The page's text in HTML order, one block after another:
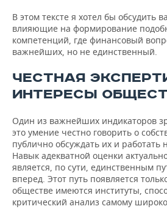
В этом тексте я хотел бы обсудить
влияющие на формирование
компетенций, где финансовый
важнейших, но не единственный.
ЧЕСТНАЯ
ИНТЕРЕСЫ
Один из важнейших индикаторов
это умение честно говорить о
публично обсуждать их и работать
Навык адекватной оценки
является, по сути, единственным
вперед. Этот путь появляется
обществе имеются институты,
критический анализ самому